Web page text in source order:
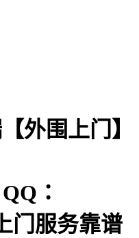
外围上门】
：
门服务靠谱